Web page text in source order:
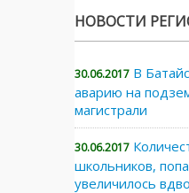
НОВОСТИ
30.06.2017 В
аварию на
магистрали
30.06.2017
школьников,
увеличилось